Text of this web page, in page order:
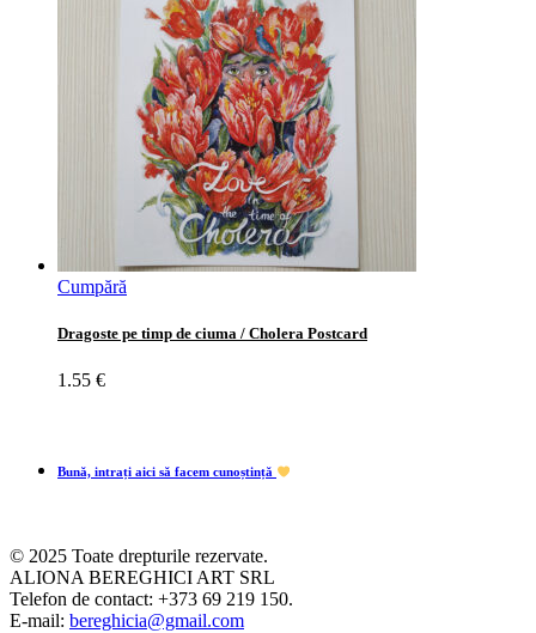
Cumpără
Dragoste pe timp de ciuma / Cholera Postcard
1.55 €
Bună, intrați aici să facem cunoștință
© 2025 Toate drepturile rezervate.
ALIONA BEREGHICI ART SRL
Telefon de contact: +373 69 219 150.
E-mail: bereghicia@gmail.com